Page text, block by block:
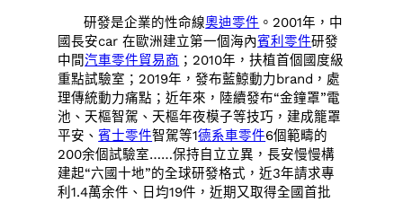
研發是企業的性命線奧迪零件 。2001年，中
國長安car 在歐洲建立第一個海內賓利零件研發
中間汽車零件貿易商 ；2010年，扶植首個國度級
重點試驗室；2019年，發布藍鯨動力brand，處
理傳統動力痛點；近年來，陸續發布“金鐘罩”電
池、天樞智駕、天樞年夜模子等技巧，建成籠罩
平安、賓士零件智駕等1德系車零件6個範疇的
200余個試驗室……保持自立立異，長安慢慢構
建起“六國十地”的全球研發格式，近3年請求專
利1.4萬余件、日均19件，近期又取得全國首批